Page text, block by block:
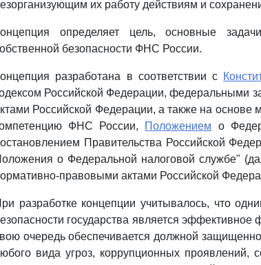
их работу действиям и
определяет цель, основные
безопасности ФНС России.
разработана в соответствии с
Российской Федерации, федеральными
Российской Федерации, а также на
ФНС России, Положением о
Правительства Российской
о Федеральной налоговой службе"
правовыми актами Российской
разработке концепции учитывалось, что
государства является
очередь обеспечивается должной
вида угроз, коррупционных проявлений,